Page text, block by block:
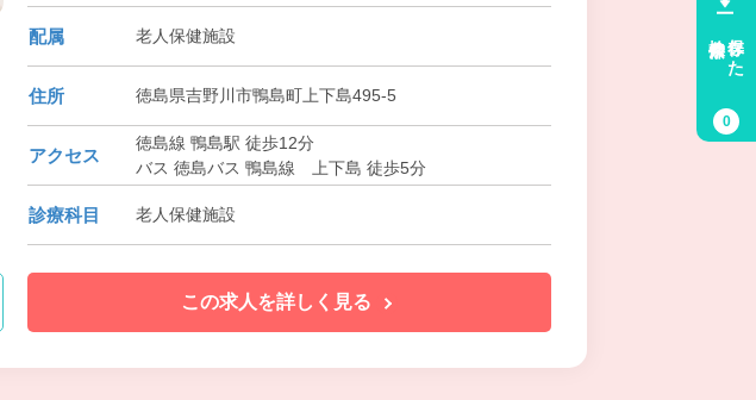
配属 老人保健施設
住所 徳島県吉野川市鴨島町上下島495-5
アクセス
徳島線 鴨島駅 徒歩12分
バス 徳島バス 鴨島線 上下島 徒歩5分
診療科目 老人保健施設
この求人を詳しく見る
保存した
0